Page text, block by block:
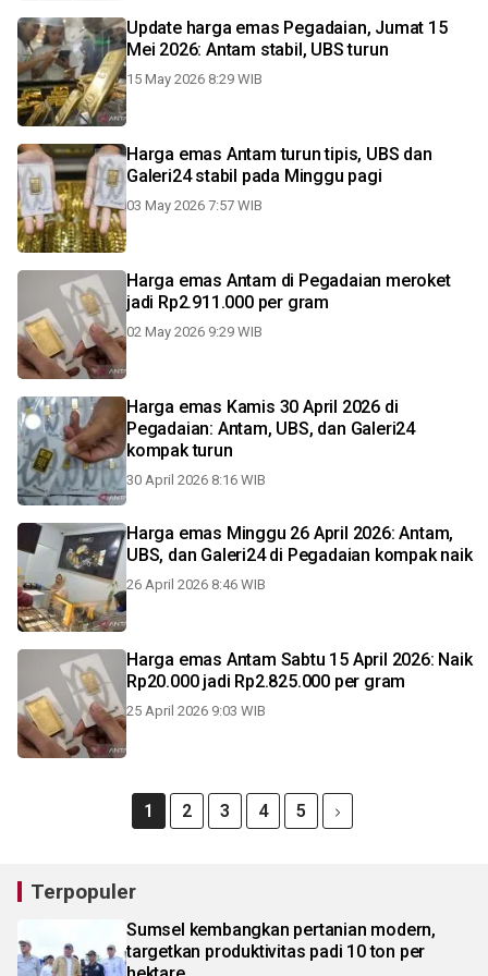
Update harga emas Pegadaian, Jumat 15
Mei 2026: Antam stabil, UBS turun
15 May 2026 8:29 WIB
Harga emas Antam turun tipis, UBS dan
Galeri24 stabil pada Minggu pagi
03 May 2026 7:57 WIB
Harga emas Antam di Pegadaian meroket
jadi Rp2.911.000 per gram
02 May 2026 9:29 WIB
Harga emas Kamis 30 April 2026 di
Pegadaian: Antam, UBS, dan Galeri24
kompak turun
30 April 2026 8:16 WIB
Harga emas Minggu 26 April 2026: Antam,
UBS, dan Galeri24 di Pegadaian kompak naik
26 April 2026 8:46 WIB
Harga emas Antam Sabtu 15 April 2026: Naik
Rp20.000 jadi Rp2.825.000 per gram
25 April 2026 9:03 WIB
1 2 3 4 5
Terpopuler
Sumsel kembangkan pertanian modern,
targetkan produktivitas padi 10 ton per